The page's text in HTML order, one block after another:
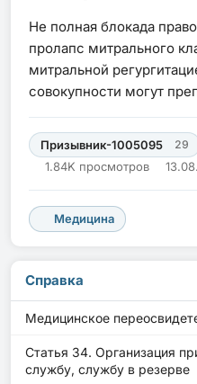
Не полная блокада
пролапс митрального
митральной
совокупности могут
Призывник-1005095 29
1.84K просмотров
Медицина
Справка
Медицинское
Статья 34. Организация
службу, службу в резерве